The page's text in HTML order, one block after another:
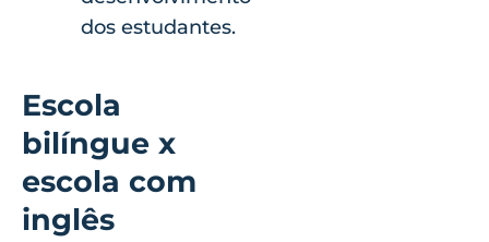
dos estudantes.
Escola
bilíngue x
escola com
inglês